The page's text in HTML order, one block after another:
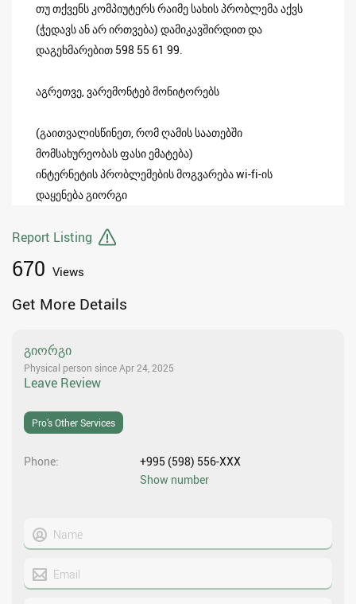
თუ თქვენს კომპიუტერს რაიმე სახის პრობლემა აქვს
(ჭედავს ან არ ირთვება) დამიკავშირდით და
დაგეხმარებით 598 55 61 99.
აგრეთვე, ვარემონტებ მონიტორებს
(გაითვალისწინეთ, რომ ღამის საათებში
მომსახურეობას ფასი ემატება)
ინტერნეტის პრობლემების მოგვარება wi-fi-ის
დაყენება გიორგი
Report Listing
670 Views
Get More Details
გიორგი
Physical person since Apr 24, 2025
Leave Review
Pro’s Other Services
Phone
+995 (598) 556-XXX
Show number